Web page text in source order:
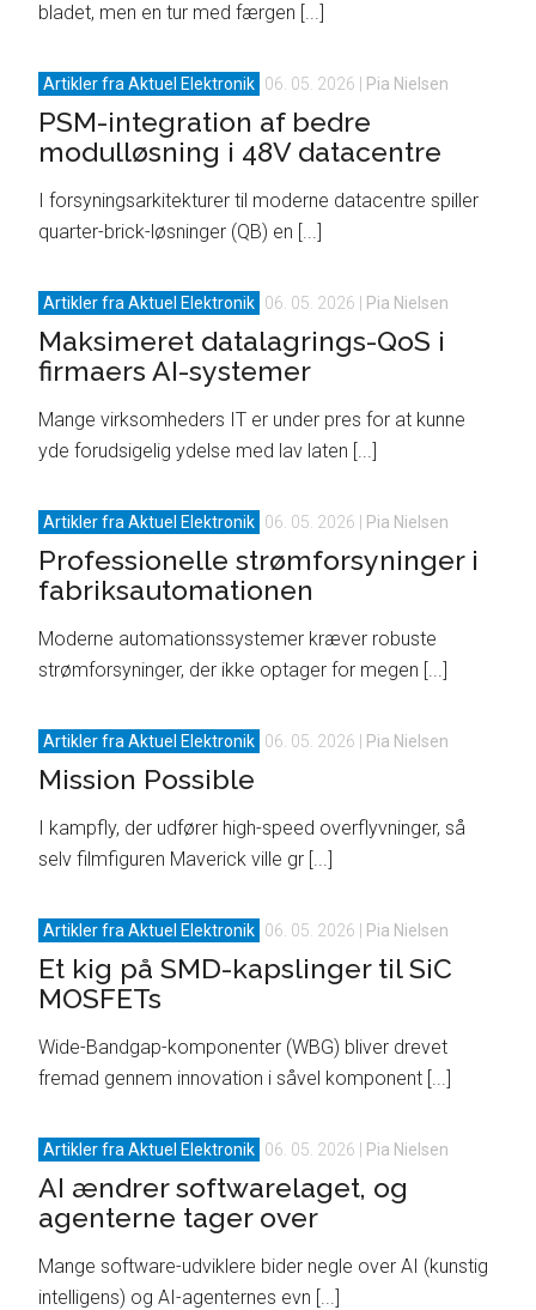
bladet, men en tur med færgen [...]
Artikler fra Aktuel Elektronik 06. 05. 2026 Pia Nielsen
PSM-integration af bedre
modulløsning i 48V datacentre
I forsyningsarkitekturer til moderne datacentre spiller
quarter-brick-løsninger (QB) en [...]
Artikler fra Aktuel Elektronik 06. 05. 2026 Pia Nielsen
Maksimeret datalagrings-QoS i
firmaers AI-systemer
Mange virksomheders IT er under pres for at kunne
yde forudsigelig ydelse med lav laten [...]
Artikler fra Aktuel Elektronik 06. 05. 2026 Pia Nielsen
Professionelle strømforsyninger i
fabriksautomationen
Moderne automationssystemer kræver robuste
strømforsyninger, der ikke optager for megen [...]
Artikler fra Aktuel Elektronik 06. 05. 2026 Pia Nielsen
Mission Possible
I kampfly, der udfører high-speed overflyvninger, så
selv filmfiguren Maverick ville gr [...]
Artikler fra Aktuel Elektronik 06. 05. 2026 Pia Nielsen
Et kig på SMD-kapslinger til SiC
MOSFETs
Wide-Bandgap-komponenter (WBG) bliver drevet
fremad gennem innovation i såvel komponent [...]
Artikler fra Aktuel Elektronik 06. 05. 2026 Pia Nielsen
AI ændrer softwarelaget, og
agenterne tager over
Mange software-udviklere bider negle over AI (kunstig
intelligens) og AI-agenternes evn [...]